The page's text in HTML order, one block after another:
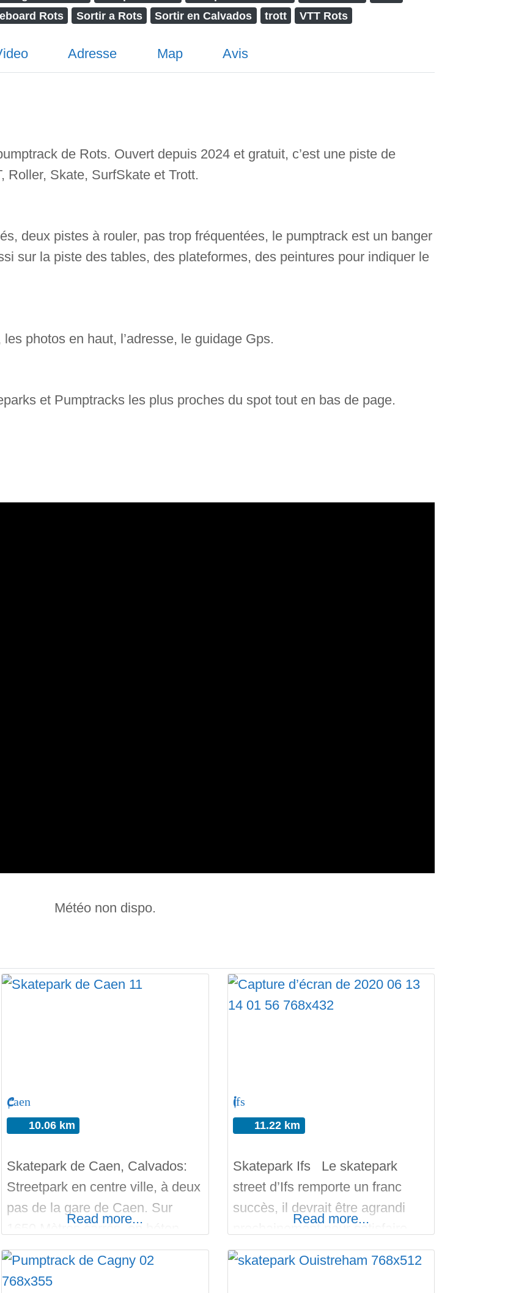
Rots Sortir a Rots Sortir en Calvados trott VTT Rots
Adresse Map Avis
de Rots. Ouvert depuis 2024 et gratuit, c’est une piste de
Roller, Skate, SurfSkate et Trott.
deux pistes à rouler, pas trop fréquentées, le pumptrack est un banger
sur la piste des tables, des plateformes, des peintures pour indiquer le
photos en haut, l’adresse, le guidage Gps.
et Pumptracks les plus proches du spot tout en bas de page.
Météo non dispo.
Caen
10.06 km
Skatepark de Caen, Calvados:
Streetpark en centre ville, à deux
pas de la gare de Caen. Sur
lisse, de nombreux rails, curbs,
ledges, plans inclinés, tables à
Read more...
Ifs
11.22 km
Skatepark Ifs Le skatepark
street d’Ifs remporte un franc
succès, il devrait être agrandi
tous les utilisateurs. N’hésitez
pas à aller y faire un tour. Bon
Read more...